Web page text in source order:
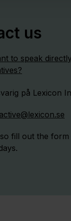
us
to speak
fill out the